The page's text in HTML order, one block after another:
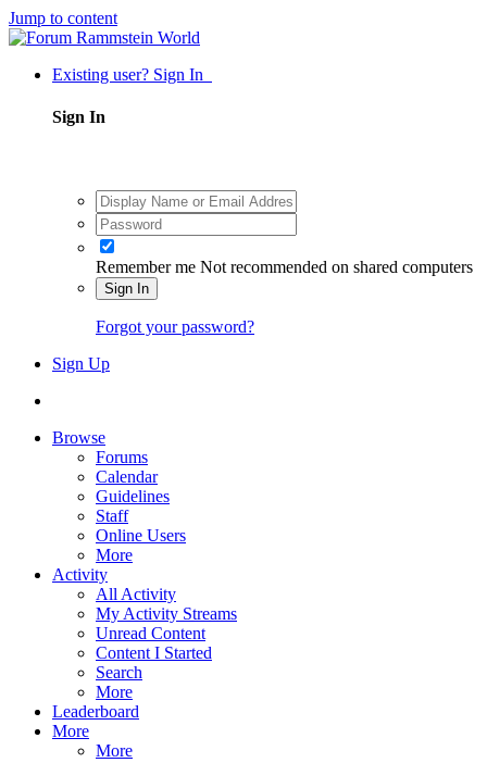
Jump to content
Existing user? Sign In
Sign In
Remember me Not recommended on shared computers
Sign In
Forgot your password?
Sign Up
Browse
Forums
Calendar
Guidelines
Staff
Online Users
More
Activity
All Activity
My Activity Streams
Unread Content
Content I Started
Search
More
Leaderboard
More
More